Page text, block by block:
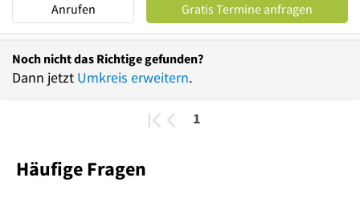
Anrufen Gratis Termine anfragen
Noch nicht das Richtige gefunden?
Dann jetzt Umkreis erweitern.
1
Häufige Fragen